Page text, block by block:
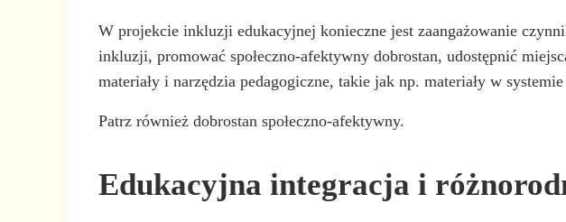
W projekcie inkluzji edukacyjnej konieczne jest zaangażowanie
inkluzji, promować społeczno-afektywny dobrostan, udostępnić
materiały i narzędzia pedagogiczne, takie jak np. materiały w
Patrz również dobrostan społeczno-afektywny.
Edukacyjna integracja i